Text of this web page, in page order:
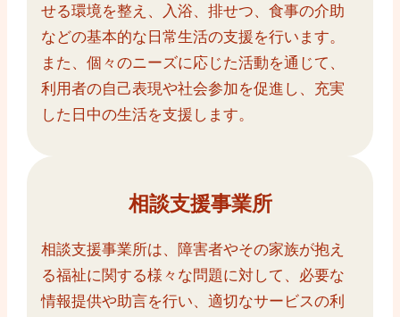
せる環境を整え、入浴、排せつ、食事の介助
などの基本的な日常生活の支援を行います。
また、個々のニーズに応じた活動を通じて、
利用者の自己表現や社会参加を促進し、充実
した日中の生活を支援します。
相談支援事業所
相談支援事業所は、障害者やその家族が抱え
る福祉に関する様々な問題に対して、必要な
情報提供や助言を行い、適切なサービスの利